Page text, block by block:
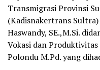
Transmigrasi Provinsi
(Kadisnakertrans
Haswandy, SE.,M.Si.
Vokasi dan
Polondu M.Pd. yang